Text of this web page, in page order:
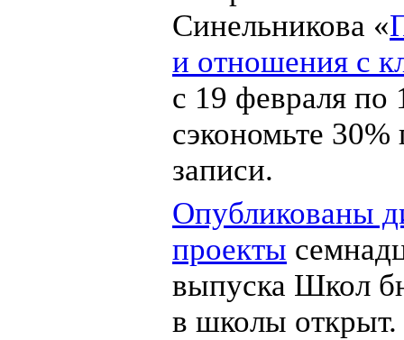
Синельникова «
и отношения с
с 19 февраля
сэкономьте
записи.
Опубликованы
проекты
выпуска Школ
в школы открыт.